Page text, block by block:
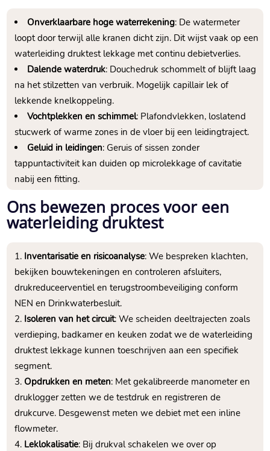
Onverklaarbare hoge waterrekening: De watermeter
loopt door terwijl alle kranen dicht zijn.​ Dit wijst vaak op een
waterleiding druktest lekkage met continu debietverlies.​
Dalende waterdruk: Douchedruk schommelt of blijft laag
na het stilzetten van verbruik.​ Mogelijk capillair lek of
lekkende knelkoppeling.​
Vochtplekken en schimmel: Plafondvlekken, loslatend
stucwerk of warme zones in de vloer bij een leidingtraject.​
Geluid in leidingen: Geruis of sissen zonder
tappuntactiviteit kan duiden op microlekkage of cavitatie
nabij een fitting.​
Ons bewezen proces voor een
waterleiding druktest
Inventarisatie en risicoanalyse: We bespreken klachten,
bekijken bouwtekeningen en controleren afsluiters,
drukreduceerventiel en terugstroombeveiliging conform
NEN en Drinkwaterbesluit.​
Isoleren van het circuit: We scheiden deeltrajecten zoals
verdieping, badkamer en keuken zodat we de waterleiding
druktest lekkage kunnen toeschrijven aan een specifiek
segment.​
Opdrukken en meten: Met gekalibreerde manometer en
druklogger zetten we de testdruk en registreren de
drukcurve.​ Desgewenst meten we debiet met een inline
flowmeter.​
Leklokalisatie: Bij drukval schakelen we over op